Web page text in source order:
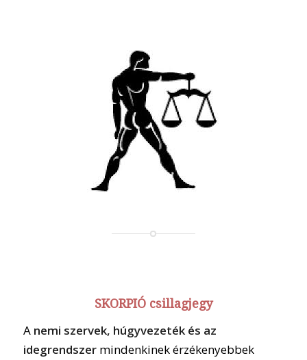
SKORPIÓ csillagjegy
A nemi szervek, húgyvezeték és az
idegrendszermindenkinek érzékenyebbek